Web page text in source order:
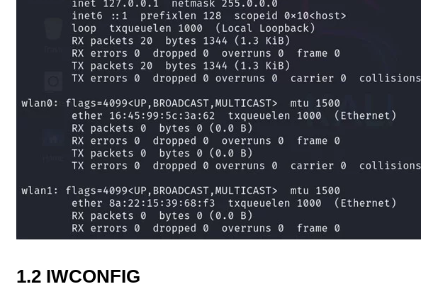
1.2 IWCONFIG